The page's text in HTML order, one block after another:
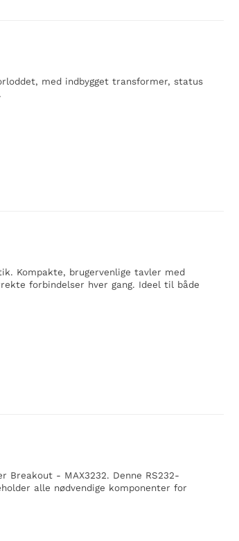
med indbygget transformer, status
Kompakte, brugervenlige tavler med
forbindelser hver gang. Ideel til både
Breakout - MAX3232. Denne RS232-
alle nødvendige komponenter for